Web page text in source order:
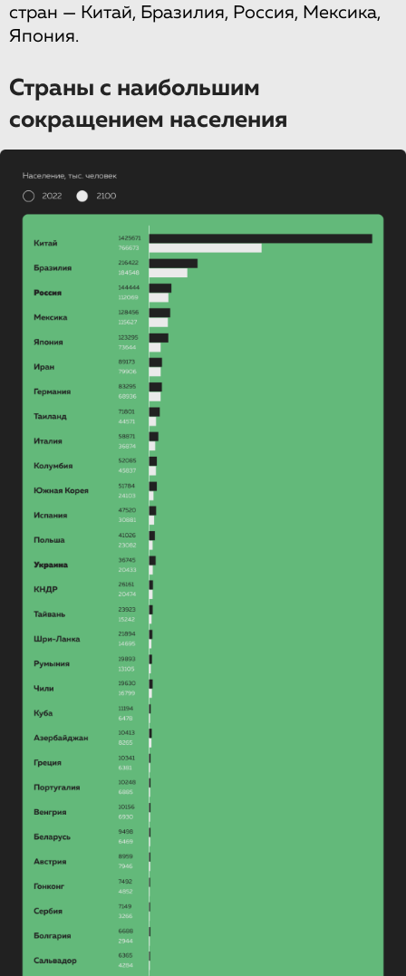
стран — Китай, Бразилия, Россия, Мексика,
Япония.
Страны с наибольшим
сокращением населения